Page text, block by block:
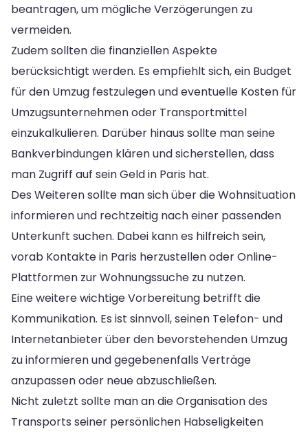
beantragen, um mögliche Verzögerungen zu
vermeiden.
Zudem sollten die finanziellen Aspekte
berücksichtigt werden. Es empfiehlt sich, ein Budget
für den Umzug festzulegen und eventuelle Kosten für
Umzugsunternehmen oder Transportmittel
einzukalkulieren. Darüber hinaus sollte man seine
Bankverbindungen klären und sicherstellen, dass
man Zugriff auf sein Geld in Paris hat.
Des Weiteren sollte man sich über die Wohnsituation
informieren und rechtzeitig nach einer passenden
Unterkunft suchen. Dabei kann es hilfreich sein,
vorab Kontakte in Paris herzustellen oder Online-
Plattformen zur Wohnungssuche zu nutzen.
Eine weitere wichtige Vorbereitung betrifft die
Kommunikation. Es ist sinnvoll, seinen Telefon- und
Internetanbieter über den bevorstehenden Umzug
zu informieren und gegebenenfalls Verträge
anzupassen oder neue abzuschließen.
Nicht zuletzt sollte man an die Organisation des
Transports seiner persönlichen Habseligkeiten